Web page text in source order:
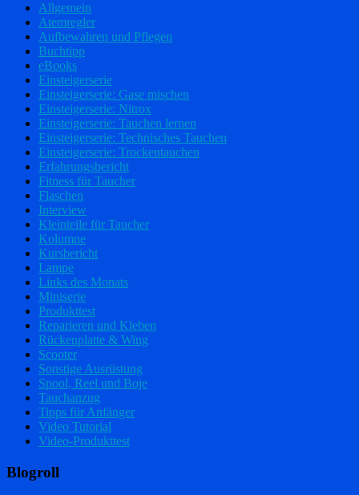
Allgemein
Atemregler
Aufbewahren und Pflegen
Buchtipp
eBooks
Einsteigerserie
Einsteigerserie: Gase mischen
Einsteigerserie: Nitrox
Einsteigerserie: Tauchen lernen
Einsteigerserie: Technisches Tauchen
Einsteigerserie: Trockentauchen
Erfahrungsbericht
Fitness für Taucher
Flaschen
Interview
Kleinteile für Taucher
Kolumne
Kursbericht
Lampe
Links des Monats
Miniserie
Produkttest
Reparieren und Kleben
Rückenplatte & Wing
Scooter
Sonstige Ausrüstung
Spool, Reel und Boje
Tauchanzug
Tipps für Anfänger
Video Tutorial
Video-Produkttest
Blogroll